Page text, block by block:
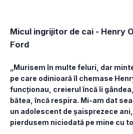
Micul ingrijitor de cai - Henry
Ford
„Murisem în multe feluri, dar
pe care odinioară îl chemase
funcționau, creierul încă îi
bătea, încă respira. Mi-am dat
un adolescent de șaisprezece
pierdusem niciodată pe mine cu